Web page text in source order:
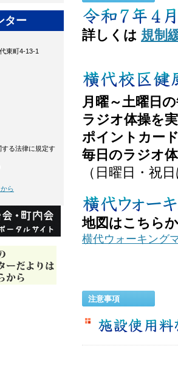
詳しくは 規制
月曜～土曜日
ラジオ体操を
ポイントカー
毎日のラジオ
（日曜日・祝
地図はこちら
横代ウォーキング
注意事項
ター
東町4-13-1
る法律に規定す
ら